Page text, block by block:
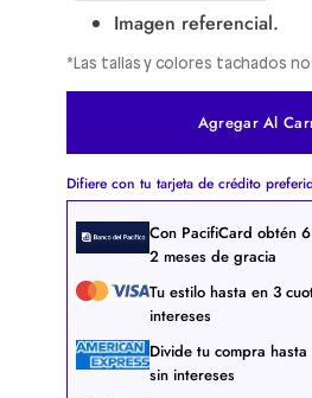
Imagen referencial.
*Las tallas y colores tachados
Agregar Al
Difiere con tu tarjeta de crédito
Con PacifiCard obtén 6
2 meses de gracia
Tu estilo hasta en 3
intereses
Divide tu compra hasta
sin intereses